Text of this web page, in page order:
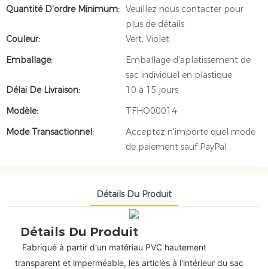
Quantité D'ordre Minimum: Veuillez nous contacter pour
plus de détails
Couleur:
Vert, Violet
Emballage:
Emballage d'aplatissement de
sac individuel en plastique
Délai De Livraison:
10 à 15 jours
Modèle:
TFHO00014
Mode Transactionnel:
Acceptez n'importe quel mode
de paiement sauf PayPal
Détails Du Produit
Détails Du Produit
Fabriqué à partir d'un matériau PVC hautement
transparent et imperméable, les articles à l'intérieur du sac